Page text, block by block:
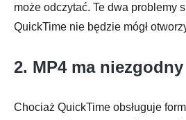
może odczytać. Te dwa problemy
QuickTime nie będzie mógł
2. MP4 ma
Chociaż QuickTime obsługuje